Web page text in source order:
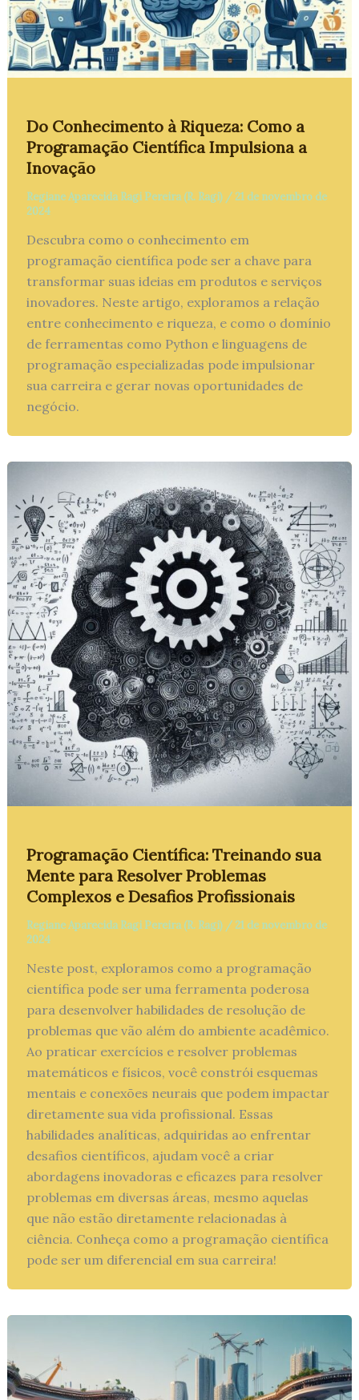
Do Conhecimento à Riqueza: Como a
Programação Científica Impulsiona a
Inovação
Regiane Aparecida Ragi Pereira (R. Ragi) / 21 de novembro de
2024
Descubra como o conhecimento em
programação científica pode ser a chave para
transformar suas ideias em produtos e serviços
inovadores. Neste artigo, exploramos a relação
entre conhecimento e riqueza, e como o domínio
de ferramentas como Python e linguagens de
programação especializadas pode impulsionar
sua carreira e gerar novas oportunidades de
negócio.
Programação Científica: Treinando sua
Mente para Resolver Problemas
Complexos e Desafios Profissionais
Regiane Aparecida Ragi Pereira (R. Ragi) / 21 de novembro de
2024
Neste post, exploramos como a programação
científica pode ser uma ferramenta poderosa
para desenvolver habilidades de resolução de
problemas que vão além do ambiente acadêmico.
Ao praticar exercícios e resolver problemas
matemáticos e físicos, você constrói esquemas
mentais e conexões neurais que podem impactar
diretamente sua vida profissional. Essas
habilidades analíticas, adquiridas ao enfrentar
desafios científicos, ajudam você a criar
abordagens inovadoras e eficazes para resolver
problemas em diversas áreas, mesmo aquelas
que não estão diretamente relacionadas à
ciência. Conheça como a programação científica
pode ser um diferencial em sua carreira!